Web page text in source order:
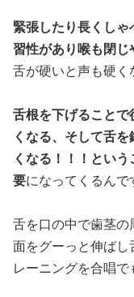
緊張したり長くしゃ
習性があり喉も閉じ
舌が硬いと声も硬く
舌根を下げることで
くなる、そして舌
くなる！！！とい
要になってくるんで
舌を口の中で歯茎の
面をグーっと伸ばし
レーニングを合唱で